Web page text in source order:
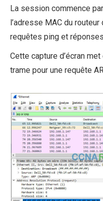
La session commence
l’adresse MAC du
requêtes ping et
Cette capture d’écran
trame pour une requête